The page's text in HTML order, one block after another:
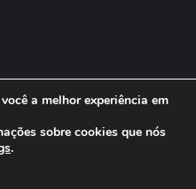
a melhor experiência em
sobre cookies que nós
.